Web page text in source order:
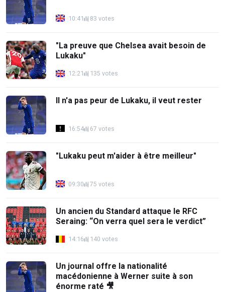
10:41 83 votes
"La preuve que Chelsea avait besoin de
Lukaku"
12:21 135 votes
Il n'a pas peur de Lukaku, il veut rester
16:54 67 votes
"Lukaku peut m'aider à être meilleur"
09:30 75 votes
Un ancien du Standard attaque le RFC
Seraing: “On verra quel sera le verdict”
14:16 140 votes
Un journal offre la nationalité
macédonienne à Werner suite à son
énorme raté 🎥